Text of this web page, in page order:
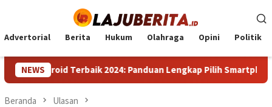
konten
Advertorial Berita Hukum Olahraga Opini Politik
NEWS
Android Terbaik 2024: Panduan Lengkap Pilih Smartphone
Beranda Ulasan